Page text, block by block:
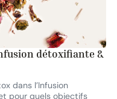
détoxifiante &
dans l’Infusion
pour quels objectifs